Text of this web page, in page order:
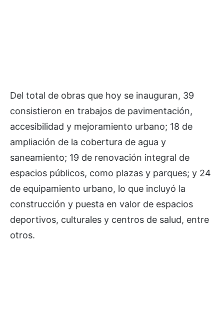
Del total de obras que hoy se inauguran, 39
consistieron en trabajos de pavimentación,
accesibilidad y mejoramiento urbano; 18 de
ampliación de la cobertura de agua y
saneamiento; 19 de renovación integral de
espacios públicos, como plazas y parques; y 24
de equipamiento urbano, lo que incluyó la
construcción y puesta en valor de espacios
deportivos, culturales y centros de salud, entre
otros.